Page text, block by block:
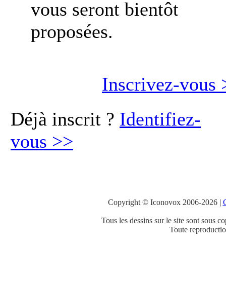
vous seront bientôt
proposées.
Inscrivez-vous
Déjà inscrit ? Identifiez-
vous >>
Copyright © Iconovox 2006-2026|
Tous les dessins sur le site sont sous
Toute